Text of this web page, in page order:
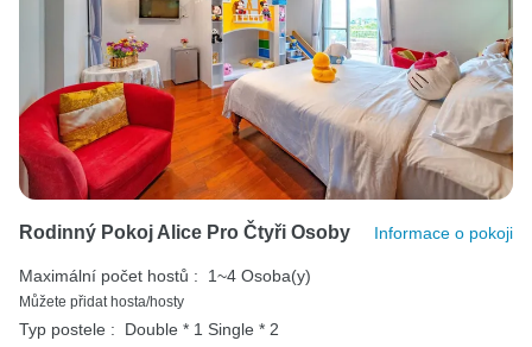
Rodinný Pokoj Alice Pro Čtyři Osoby Informace o pokoji
Maximální počet hostů : 1~4 Osoba(y)
Můžete přidat hosta/hosty
Typ postele : Double * 1 Single * 2